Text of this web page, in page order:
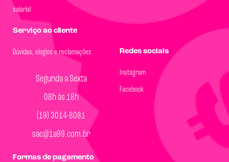
salarial
Serviço ao cliente
Dúvidas, elogios e reclamações
Segunda a Sexta
08h às 18h
(19) 3014-8081
sac@1a99.com.br
Redes sociais
Instagram
Facebook
Formas de pagamento